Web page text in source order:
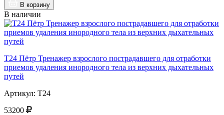
В корзину
В наличии
Т24 Пётр Тренажер взрослого пострадавшего для отработки
приемов удаления инородного тела из верхних дыхательных
путей
Артикул: Т24
53200